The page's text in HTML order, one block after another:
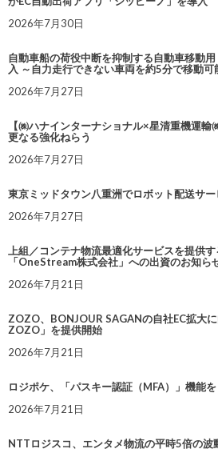
2026年7月30日
自動車船の荷役中断を抑制する自動車移動
入 ～自力走行できない車両を約5分で移動可
2026年7月27日
【㈱ハナインターナショナル×星清重機運
更なる強化ねらう
2026年7月27日
東京ミッドタウン八重洲でロボット配送サ
2026年7月27日
上組／コンテナ物流最適化サービスを提供
「OneStream株式会社」への出資のお知ら
2026年7月21日
ZOZO、BONJOUR SAGANの自社EC拡大
ZOZO」を提供開始
2026年7月21日
ロジポケ、「パスキー認証（MFA）」機能
2026年7月21日
NTTロジスコ、エンタメ物流の平時5倍の